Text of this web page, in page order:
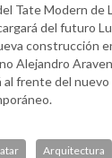
Tate Modern de
del futuro
construcción
Alejandro
frente del
Arquitectura